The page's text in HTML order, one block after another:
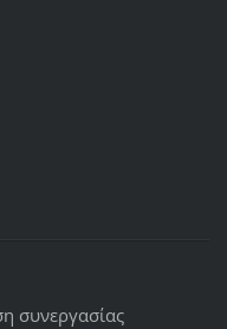
συνεργασίας